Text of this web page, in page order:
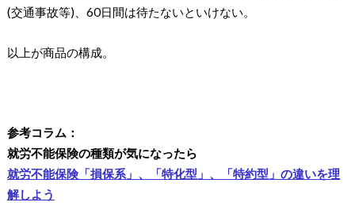
(交通事故等)、60日間は待たないといけない。
以上が商品の構成。
参考コラム：
就労不能保険の種類が気になったら
就労不能保険「損保系」、「特化型」、「特約型」の違いを理
解しよう